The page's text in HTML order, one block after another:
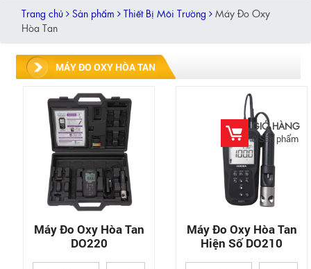
GIỎ HÀNG
0 Sản phẩm
Trang chủ Sản phẩm Thiết Bị Môi Trường
Máy Đo Oxy
Hòa Tan
MÁY ĐO OXY HÒA TAN
Máy Đo Oxy Hòa Tan
DO220
Máy Đo Oxy Hòa Tan
Hiện Số DO210